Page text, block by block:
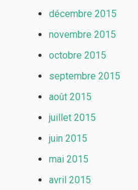
décembre 2015
novembre 2015
octobre 2015
septembre 2015
août 2015
juillet 2015
juin 2015
mai 2015
avril 2015